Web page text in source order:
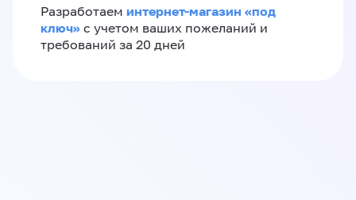
Разработаем интернет-магазин «‎под
ключ»‎ с учетом ваших пожеланий и
требований за 20 дней